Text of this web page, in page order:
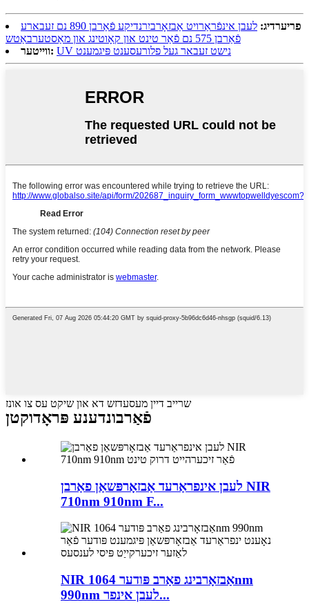
פריערדיג:
לעבן אינפֿראַרויט אַבזאָרביִרנדיקע פֿאַרבן 890 נם זעבארע
פֿאַרבן 575 נם פֿאַר טינט און קאָוטינג און מאַסטערבאַטש
ווייטער:
UV נישט זעבאר געל פלורעסענט פּיגמענט
שרייב דיין מעסעדזש דא און שיקט עס צו אונז
פֿאַרבונדענע פּראָדוקטן
לעבן אינפראַרעד אַבזאָרפּשאַן פאַרבן NIR
710nm 910nm F...
NIR אַבזאָרבינג פאַרב פּודער 1064nm
990nm לעבן אינפר...